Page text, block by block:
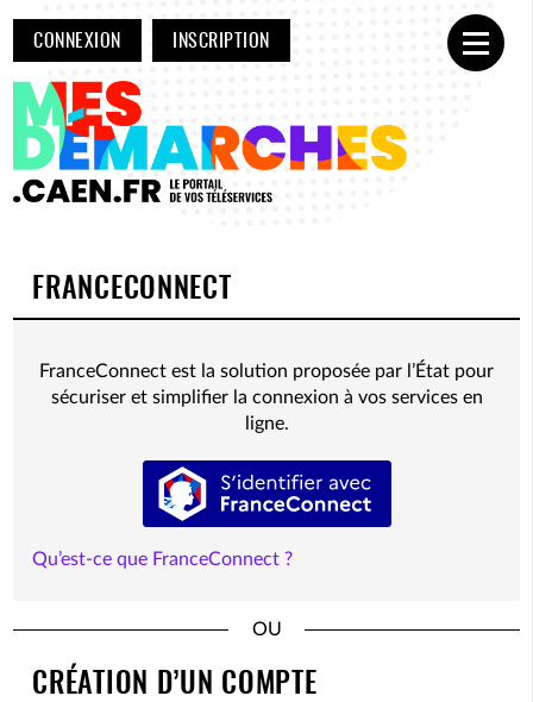
CONNEXION INSCRIPTION
Ouvrir
FRANCECONNECT
FranceConnect est la solution proposée par l’État pour
sécuriser et simplifier la connexion à vos services en
ligne.
S’identifier avec FranceConnect
Qu’est-ce que FranceConnect ?
CRÉATION D’UN COMPTE
*